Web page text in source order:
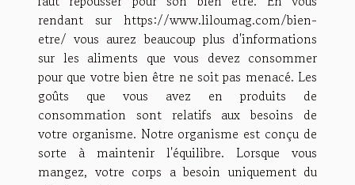
rendant sur https://www.liloumag.com/bien-
etre/ vous aurez beaucoup plus d'informations
sur les aliments que vous devez consommer
pour que votre bien être ne soit pas menacé. Les
goûts que vous avez en produits de
consommation sont relatifs aux besoins de
votre organisme. Notre organisme est conçu de
sorte à maintenir l'équilibre. Lorsque vous
mangez, votre corps a besoin uniquement du